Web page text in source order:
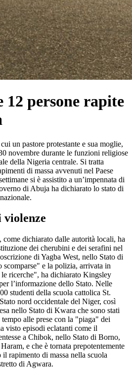
persone rapite
un pastore protestante e sua moglie,
novembre durante le funzioni religiose
della Nigeria centrale. Si tratta
di massa avvenuti nel Paese
si è assistito a un’impennata di
di Abuja ha dichiarato lo stato di
violenze
dichiarato dalle autorità locali, ha
dei cherubini e dei serafini nel
di Yagba West, nello Stato di
e la polizia, arrivata in
ricerche", ha dichiarato Kingsley
l’informazione dello Stato. Nelle
studenti della scuola cattolica St.
nord occidentale del Niger, così
nello Stato di Kwara che sono stati
alle prese con la "piaga" dei
visto episodi eclatanti come il
a Chibok, nello Stato di Borno,
e che è tornata prepotentemente
rapimento di massa nella scuola
di Agwara.